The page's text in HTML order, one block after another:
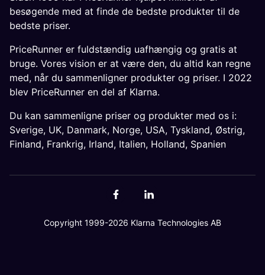
besøgende med at finde de bedste produkter til de
bedste priser.
PriceRunner er fuldstændig uafhængig og gratis at
bruge. Vores vision er at være den, du altid kan regne
med, når du sammenligner produkter og priser. I 2022
blev PriceRunner en del af Klarna.
Du kan sammenligne priser og produkter med os i:
Sverige, UK, Danmark, Norge, USA, Tyskland, Østrig,
Finland, Frankrig, Irland, Italien, Holland, Spanien
Copyright 1999-2026 Klarna Technologies AB